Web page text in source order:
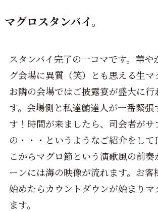
マグロスタンバイ。
スタンバイ完了の一コマです。華や
グ会場に異質（笑）とも思える生マ
お隣の会場ではご披露宴が盛大に行
す。会場側と私達鮪達人が一番緊張
す！時間が来ましたら、司会者がサ
の・・・というようなご紹介をして
こからマグロ節という演歌風の前奏
ーンには海の映像が流れます。お客
始めたらカウントダウンが始まりマ
ます。